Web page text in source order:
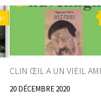
0
CLIN ŒIL A UN VIEIL AMI
20 DÉCEMBRE 2020